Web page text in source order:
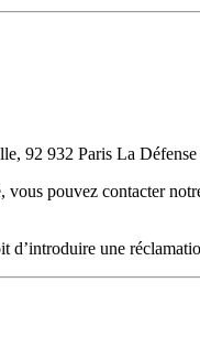
92 932 Paris La
pouvez contacter
d’introduire une